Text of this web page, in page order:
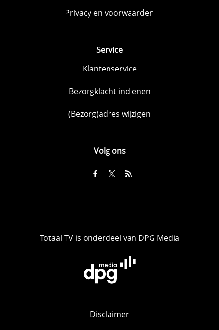
Privacy en voorwaarden
Service
Klantenservice
Bezorgklacht indienen
(Bezorg)adres wijzigen
Volg ons
Totaal TV is onderdeel van DPG Media
Disclaimer